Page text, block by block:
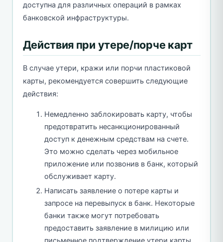
доступна для различных операций в рамках
банковской инфраструктуры.
Действия при утере/порче карт
В случае утери, кражи или порчи пластиковой
карты, рекомендуется совершить следующие
действия:
Немедленно заблокировать карту, чтобы
предотвратить несанкционированный
доступ к денежным средствам на счете.
Это можно сделать через мобильное
приложение или позвонив в банк, который
обслуживает карту.
Написать заявление о потере карты и
запросе на перевыпуск в банк. Некоторые
банки также могут потребовать
предоставить заявление в милицию или